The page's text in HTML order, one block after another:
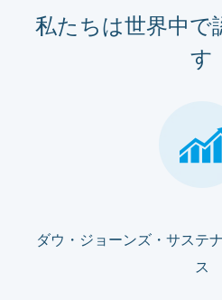
私たちは世界中で
す
ダウ・ジョーンズ・サステ
ス